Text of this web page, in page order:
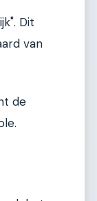
Dit
van
de